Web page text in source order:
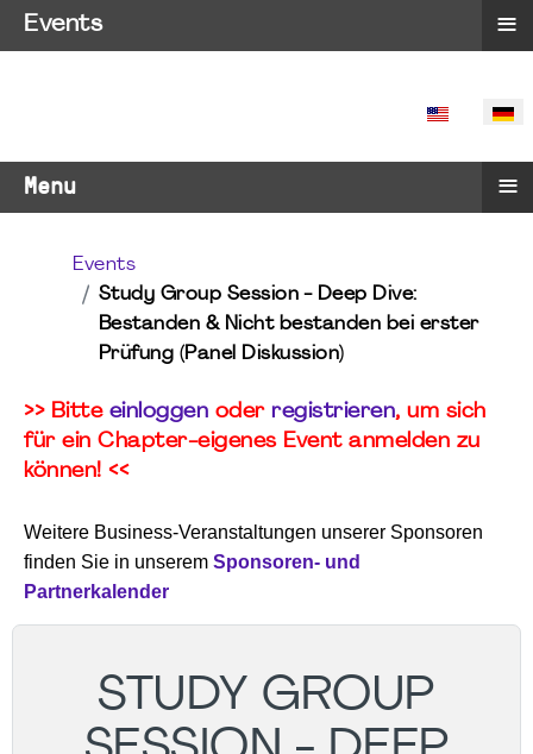
SPRACHE
Menu ≡
Events
Study Group Session - Deep Dive:
Bestanden & Nicht bestanden bei erster
Prüfung (Panel Diskussion)
>> Bitte einloggen oder registrieren, um sich
für ein Chapter-eigenes Event anmelden zu
können! <<
Weitere Business-Veranstaltungen unserer Sponsoren
finden Sie in unserem Sponsoren- und
Partnerkalender
STUDY GROUP
Events ≡